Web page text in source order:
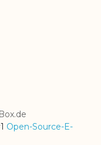
Open-Source-E-